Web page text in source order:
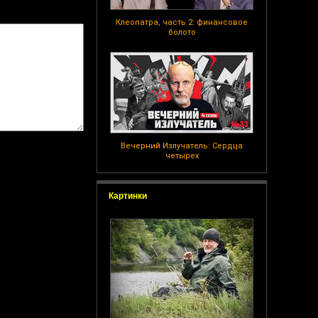
Клеопатра, часть 2: финансовое
болото
Вечерний Излучатель: Сердца
четырех
Картинки